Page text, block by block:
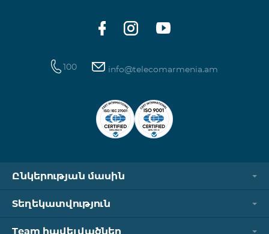
100 info@telecomarmenia.am
Ընկերության մասին
Տեղեկատվություն
Team հավելվածներ